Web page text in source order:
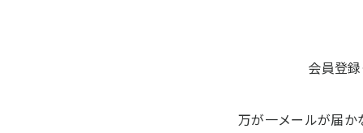
会員登
万が一メールが届か